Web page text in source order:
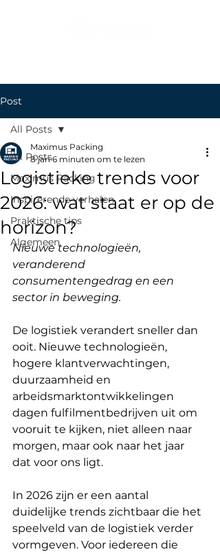
Post
All Posts
Maximus Packing
Inspirerende verhalen
Praktische tips
Algemeen
All Posts
Logistieke trends voor
2026: wat staat er op de
horizon?
Maximus Packing
8 jan 6 minuten om te lezen
Nieuwe technologieën,
veranderend
consumentengedrag en een
sector in beweging.
De logistiek verandert sneller dan
ooit. Nieuwe technologieën,
hogere klantverwachtingen,
duurzaamheid en
arbeidsmarktontwikkelingen
dagen fulfilmentbedrijven uit om
vooruit te kijken, niet alleen naar
morgen, maar ook naar het jaar
dat voor ons ligt.
In 2026 zijn er een aantal
duidelijke trends zichtbaar die het
speelveld van de logistiek verder
vormgeven. Voor iedereen die